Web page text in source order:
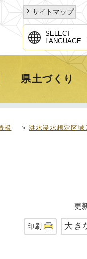
サイトマップ
SELECT
LANGUAGE
県土づくり
報 >洪水浸水想定区域
更
印刷 大き